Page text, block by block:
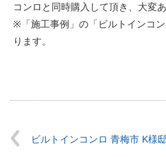
コンロと同時購入して頂き、大変
※「施工事例」の「ビルトインコ
ります。
ビルトインコンロ 青梅市 K様邸